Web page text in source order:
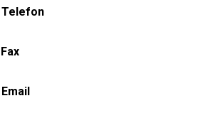
Telefon
Fax
Email